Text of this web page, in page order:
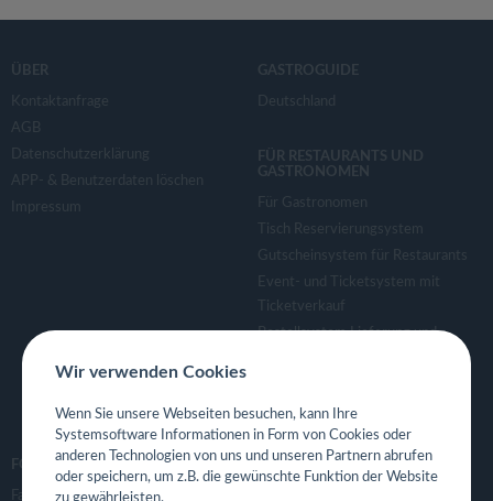
ÜBER
Kontaktanfrage
AGB
Datenschutzerklärung
APP- & Benutzerdaten löschen
Impressum
GASTROGUIDE
Deutschland
FÜR RESTAURANTS UND
GASTRONOMEN
Für Gastronomen
Tisch Reservierungsystem
Gutscheinsystem für Restaurants
Event- und Ticketsystem mit
Ticketverkauf
Bestellsystem Lieferung und
Eigene App für Restaurant
FOLGE UNS
Facebook
Wir verwenden Cookies
Wenn Sie unsere Webseiten besuchen, kann Ihre
Systemsoftware Informationen in Form von Cookies oder
anderen Technologien von uns und unseren Partnern abrufen
oder speichern, um z.B. die gewünschte Funktion der Website